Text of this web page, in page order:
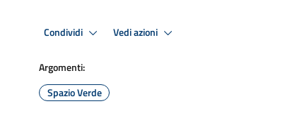
Condividi Vedi azioni
Argomenti:
Spazio Verde